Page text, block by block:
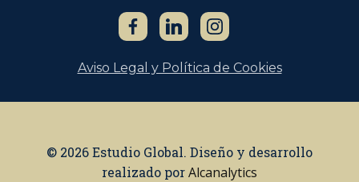
Aviso Legal y Política de Cookies
© 2026 Estudio Global. Diseño y desarrollo
realizado porAlcanalytics